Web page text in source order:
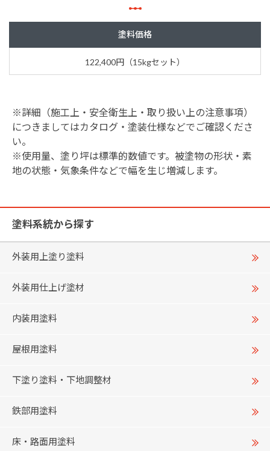
塗料価格
122,400円（15kgセット）
※詳細（施工上・安全衛生上・取り扱い上の注意事項）
につきましてはカタログ・塗装仕様などでご確認くださ
い。
※使用量、塗り坪は標準的数値です。被塗物の形状・素
地の状態・気象条件などで幅を生じ増減します。
塗料系統から探す
外装用上塗り塗料
外装用仕上げ塗材
内装用塗料
屋根用塗料
下塗り塗料・下地調整材
鉄部用塗料
床・路面用塗料